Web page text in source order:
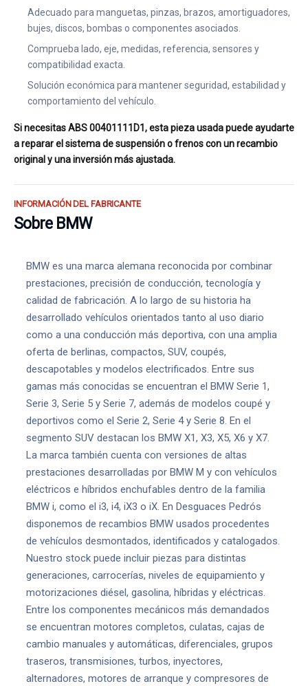
Adecuado para manguetas, pinzas, brazos, amortiguadores,
bujes, discos, bombas o componentes asociados.
Comprueba lado, eje, medidas, referencia, sensores y
compatibilidad exacta.
Solución económica para mantener seguridad, estabilidad y
comportamiento del vehículo.
Si necesitas ABS 00401111D1, esta pieza usada puede ayudarte
a reparar el sistema de suspensión o frenos con un recambio
original y una inversión más ajustada.
INFORMACIÓN DEL FABRICANTE
Sobre BMW
BMW es una marca alemana reconocida por combinar
prestaciones, precisión de conducción, tecnología y
calidad de fabricación. A lo largo de su historia ha
desarrollado vehículos orientados tanto al uso diario
como a una conducción más deportiva, con una amplia
oferta de berlinas, compactos, SUV, coupés,
descapotables y modelos electrificados. Entre sus
gamas más conocidas se encuentran el BMW Serie 1,
Serie 3, Serie 5 y Serie 7, además de modelos coupé y
deportivos como el Serie 2, Serie 4 y Serie 8. En el
segmento SUV destacan los BMW X1, X3, X5, X6 y X7.
La marca también cuenta con versiones de altas
prestaciones desarrolladas por BMW M y con vehículos
eléctricos e híbridos enchufables dentro de la familia
BMW i, como el i3, i4, iX3 o iX. En Desguaces Pedrós
disponemos de recambios BMW usados procedentes
de vehículos desmontados, identificados y catalogados.
Nuestro stock puede incluir piezas para distintas
generaciones, carrocerías, niveles de equipamiento y
motorizaciones diésel, gasolina, híbridas y eléctricas.
Entre los componentes mecánicos más demandados
se encuentran motores completos, culatas, cajas de
cambio manuales y automáticas, diferenciales, grupos
traseros, transmisiones, turbos, inyectores,
alternadores, motores de arranque y compresores de